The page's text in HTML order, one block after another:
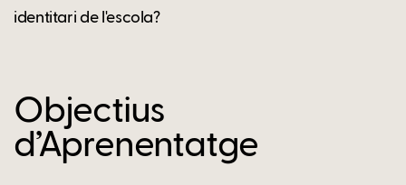
identitari de l'escola?
Objectius
d’Aprenentatge